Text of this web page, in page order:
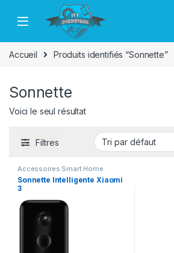
Passer à la navigation
Aller au contenu
Accueil Produits identifiés “Sonnette”
Sonnette
Voici le seul résultat
Filtres
Accessoires Smart Home
Sonnette Intelligente Xiaomi
3